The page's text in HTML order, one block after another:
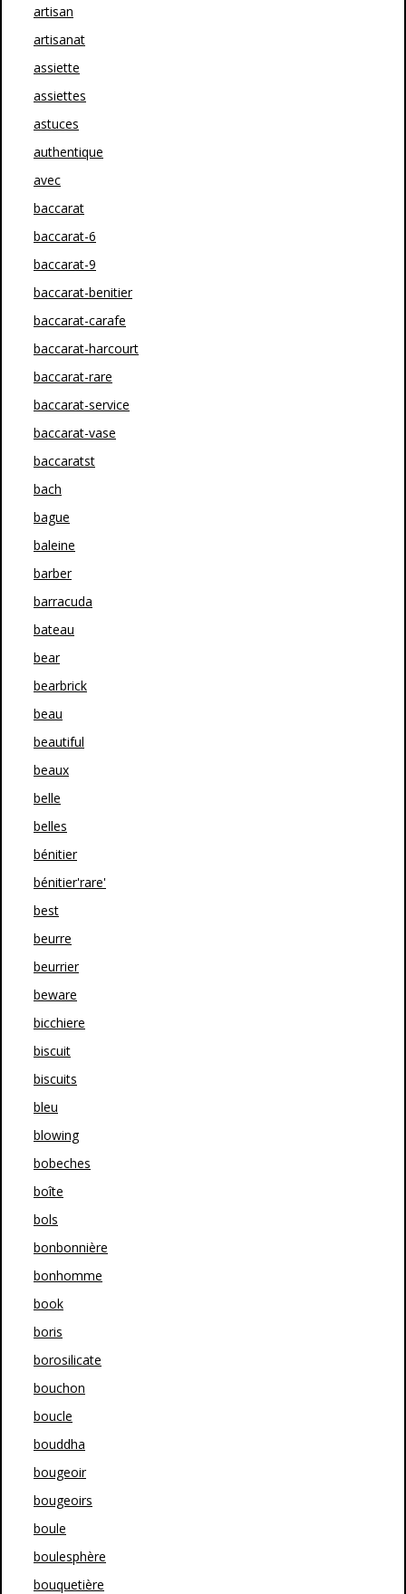
artisan
artisanat
assiette
assiettes
astuces
authentique
avec
baccarat
baccarat-6
baccarat-9
baccarat-benitier
baccarat-carafe
baccarat-harcourt
baccarat-rare
baccarat-service
baccarat-vase
baccaratst
bach
bague
baleine
barber
barracuda
bateau
bear
bearbrick
beau
beautiful
beaux
belle
belles
bénitier
bénitier'rare'
best
beurre
beurrier
beware
bicchiere
biscuit
biscuits
bleu
blowing
bobeches
boîte
bols
bonbonnière
bonhomme
book
boris
borosilicate
bouchon
boucle
bouddha
bougeoir
bougeoirs
boule
boulesphère
bouquetière